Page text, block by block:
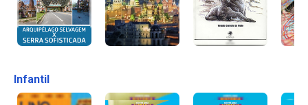
Infantil